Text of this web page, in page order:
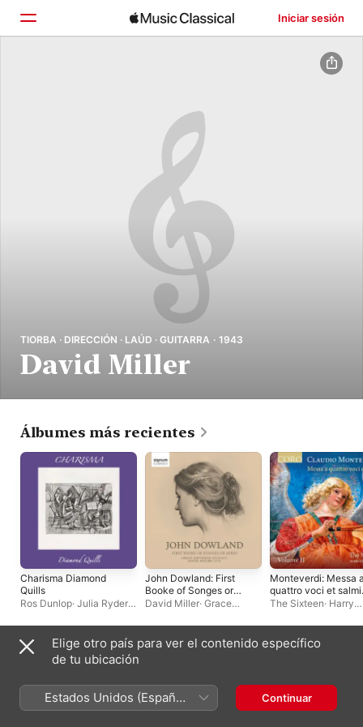
Iniciar sesión
TIORBA · DIRECCIÓN · LAÚD · GUITARRA · 1943
David Miller
Álbumes más recientes
Charisma Diamond
Quills
Ros Dunlop· Julia Ryder·
John Dowland: First
Booke of Songes or
Ayres
David Miller· Grace
Monteverdi: Messa
quattro voci et salmi
of 1650, Vol. II
The Sixteen· Harry
Sencillos y EP
Elige otro país para ver el contenido específico
de tu ubicación
Estados Unidos (Español
México)
Continuar